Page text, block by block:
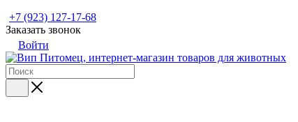
+7 (923) 127-17-68
Заказать звонок
Войти